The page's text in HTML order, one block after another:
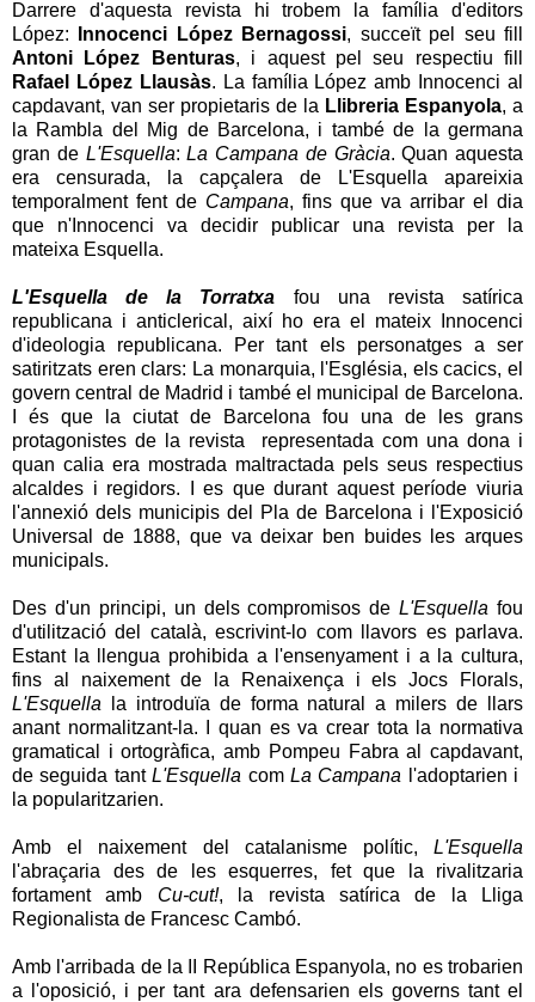
Darrere d'aquesta revista hi trobem la família d'editors
López:
Innocenci López Bernagossi, succeït pel seu fill
Antoni López Benturas, i aquest pel seu respectiu fill
Rafael López Llausàs. La família López amb Innocenci al
capdavant, van ser propietaris de la Llibreria Espanyola, a
la Rambla del Mig de Barcelona, i també de la germana
gran de L'Esquella:La Campana de Gràcia. Quan aquesta
era censurada, la capçalera de L'Esquella apareixia
temporalment fent de Campana, fins que va arribar el dia
que n'Innocenci va decidir publicar una revista per la
mateixa Esquella.
L'Esquella de la Torratxa fou una revista satírica
republicana i anticlerical, així ho era el mateix Innocenci
d'ideologia republicana. Per tant els personatges a ser
satiritzats eren clars: La monarquia, l'Església, els cacics, el
govern central de Madrid i també el municipal de Barcelona.
I és que la ciutat de Barcelona fou una de les grans
protagonistes de la revista representada com una dona i
quan calia era mostrada maltractada pels seus respectius
alcaldes i regidors. I es que durant aquest període viuria
l'annexió dels municipis del Pla de Barcelona i l'Exposició
Universal de 1888, que va deixar ben buides les arques
municipals.
Des d'un principi, un dels compromisos deL'Esquella fou
d'utilització del català, escrivint-lo com llavors es parlava.
Estant la llengua prohibida a l'ensenyament i a la cultura,
fins al naixement de la Renaixença i els Jocs Florals,
L'Esquella la introduïa de forma natural a milers de llars
anant normalitzant-la. I quan es va crear tota la normativa
gramatical i ortogràfica, amb Pompeu Fabra al capdavant,
de seguida tantL'Esquella com La Campana l'adoptarien i
la popularitzarien.
Amb el naixement del catalanisme polític, L'Esquella
l'abraçaria des de les esquerres, fet que la rivalitzaria
fortament amb Cu-cut!, la revista satírica de la Lliga
Regionalista de Francesc Cambó.
Amb l'arribada de la II República Espanyola, no es trobarien
a l'oposició, i per tant ara defensarien els governs tant el